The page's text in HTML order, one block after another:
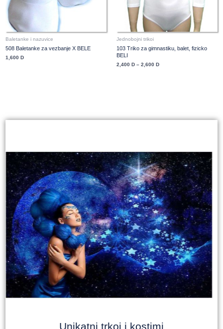
Baletanke i nazuvice
508 Baletanke za vezbanje X BELE
1,600D
Jednobojni trikoi
103 Triko za gimnastiku, balet, fizicko
BELI
2,400 D – 2,600 D
Unikatni trkoi i kostimi